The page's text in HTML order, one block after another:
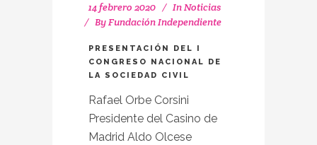
14 febrero 2020 InNoticias
ByFundación Independiente
PRESENTACIÓN DEL I
CONGRESO NACIONAL DE
LA SOCIEDAD CIVIL
Rafael Orbe Corsini
Presidente del Casino de
Madrid Aldo Olcese